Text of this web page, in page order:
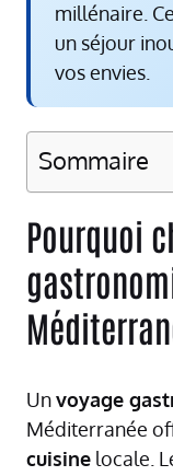
millénaire.
un séjour
vos envies.
Sommaire
Pourquoi
Unvoyage
Méditerranée
cuisine locale.